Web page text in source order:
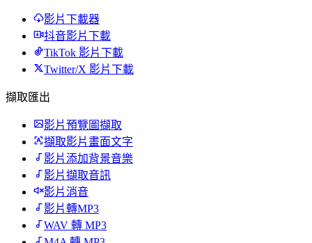
影片下載器
抖音影片下載
TikTok 影片下載
Twitter/X 影片下載
擷取匯出
影片預覽圖擷取
擷取影片畫面文字
影片添加背景音樂
影片擷取音訊
影片消音
影片轉MP3
WAV 轉 MP3